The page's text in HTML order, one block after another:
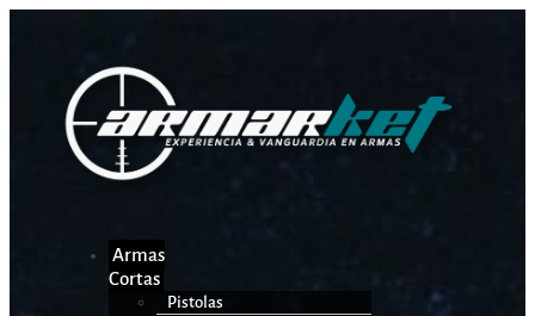
Armas
Cortas
Pistolas